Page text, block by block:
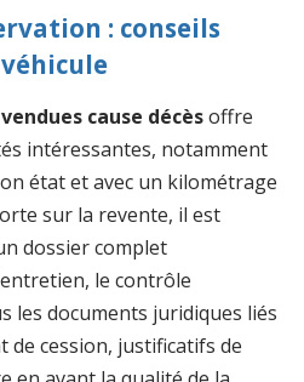
: conseils
vendues cause décèsoffre
intéressantes, notamment
état et avec un kilométrage
sur la revente, il est
dossier complet
le contrôle
les documents juridiques liés
de cession, justificatifs de